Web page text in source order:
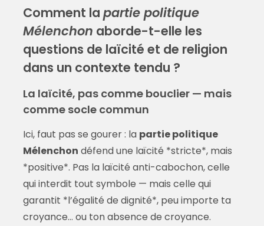
Comment la partie politique
Mélenchon aborde-t-elle les
questions de laïcité et de religion
dans un contexte tendu ?
La laïcité, pas comme bouclier — mais
comme socle commun
Ici, faut pas se gourer : la partie politique
Mélenchon défend une laïcité *stricte*, mais
*positive*. Pas la laïcité anti-cabochon, celle
qui interdit tout symbole — mais celle qui
garantit *l’égalité de dignité*, peu importe ta
croyance… ou ton absence de croyance.